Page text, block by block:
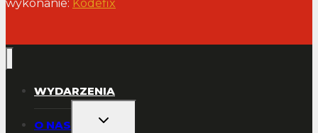
wykonanie: Kodefix
WYDARZENIA
O NAS
PRZEŁĄCZ